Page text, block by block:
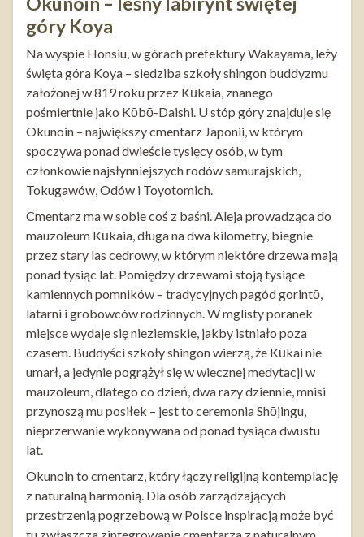
góry Koya
Na wyspie Honsiu, w górach prefektury Wakayama, leży
święta góra Koya – siedziba szkoły shingon buddyzmu
założonej w 819 roku przez Kūkaia, znanego
pośmiertnie jako Kōbō-Daishi. U stóp góry znajduje się
Okunoin – największy cmentarz Japonii, w którym
spoczywa ponad dwieście tysięcy osób, w tym
członkowie najsłynniejszych rodów samurajskich,
Tokugawów, Odów i Toyotomich.
Cmentarz ma w sobie coś z baśni. Aleja prowadząca do
mauzoleum Kūkaia, długa na dwa kilometry, biegnie
przez stary las cedrowy, w którym niektóre drzewa mają
ponad tysiąc lat. Pomiędzy drzewami stoją tysiące
kamiennych pomników – tradycyjnych pagód gorintō,
latarni i grobowców rodzinnych. W mglisty poranek
miejsce wydaje się nieziemskie, jakby istniało poza
czasem. Buddyści szkoły shingon wierzą, że Kūkai nie
umarł, a jedynie pogrążył się w wiecznej medytacji w
mauzoleum, dlatego co dzień, dwa razy dziennie, mnisi
przynoszą mu posiłek – jest to ceremonia Shōjingu,
nieprzerwanie wykonywana od ponad tysiąca dwustu
lat.
Okunoin to cmentarz, który łączy religijną kontemplację
z naturalną harmonią. Dla osób zarządzających
przestrzenią pogrzebową w Polsce inspiracją może być